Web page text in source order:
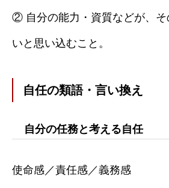
② 自分の能力・資質などが、そ
いと思い込むこと。
自任の類語・言い換え
自分の任務と考える自任
使命感／責任感／義務感